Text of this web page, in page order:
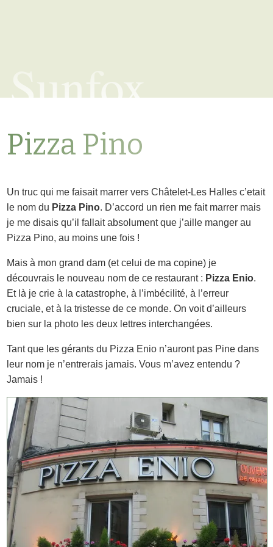
Sunfox
Pizza Pino
Un truc qui me faisait marrer vers Châtelet-Les Halles c’etait
le nom du Pizza Pino. D’accord un rien me fait marrer mais
je me disais qu’il fallait absolument que j’aille manger au
Pizza Pino, au moins une fois !
Mais à mon grand dam (et celui de ma copine) je
découvrais le nouveau nom de ce restaurant : Pizza Enio.
Et là je crie à la catastrophe, à l’imbécilité, à l’erreur
cruciale, et à la tristesse de ce monde. On voit d’ailleurs
bien sur la photo les deux lettres interchangées.
Tant que les gérants du Pizza Enio n’auront pas Pine dans
leur nom je n’entrerais jamais. Vous m’avez entendu ?
Jamais !